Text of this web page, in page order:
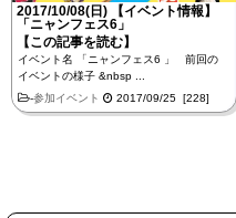
2017/10/08(日) 【イベント情報】
「ニャンフェス6」
【この記事を読む】
イベント名 「ニャンフェス6 」 前回の
イベントの様子 &nbsp ...
2017/09/25 [228]
-参加イベント